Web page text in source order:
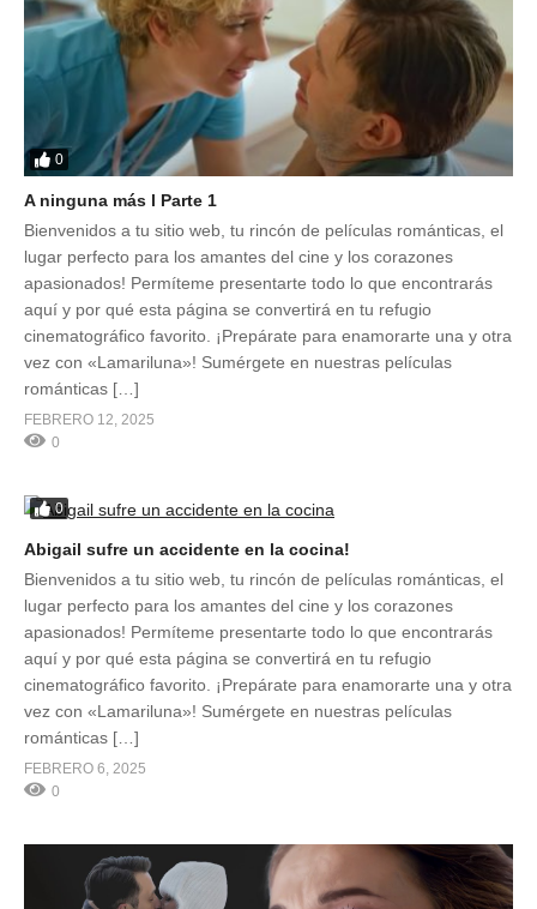
0
A ninguna más l Parte 1
Bienvenidos a tu sitio web, tu rincón de películas románticas, el
lugar perfecto para los amantes del cine y los corazones
apasionados! Permíteme presentarte todo lo que encontrarás
aquí y por qué esta página se convertirá en tu refugio
cinematográfico favorito. ¡Prepárate para enamorarte una y otra
vez con «Lamariluna»! Sumérgete en nuestras películas
románticas […]
FEBRERO 12, 2025
0
0
Abigail sufre un accidente en la cocina!
Bienvenidos a tu sitio web, tu rincón de películas románticas, el
lugar perfecto para los amantes del cine y los corazones
apasionados! Permíteme presentarte todo lo que encontrarás
aquí y por qué esta página se convertirá en tu refugio
cinematográfico favorito. ¡Prepárate para enamorarte una y otra
vez con «Lamariluna»! Sumérgete en nuestras películas
románticas […]
FEBRERO 6, 2025
0